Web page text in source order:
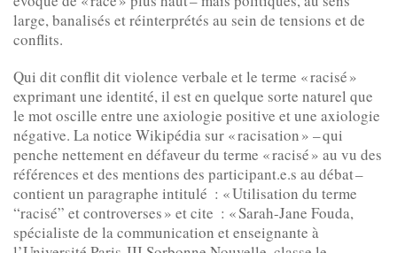
large, banalisés et réinterprétés au sein de tensions et de
conflits.
Qui dit conflit dit violence verbale et le terme « racisé »
exprimant une identité, il est en quelque sorte naturel que
le mot oscille entre une axiologie positive et une axiologie
négative. La notice Wikipédia sur « racisation » – qui
penche nettement en défaveur du terme « racisé » au vu des
références et des mentions des participant.e.s au débat –
contient un paragraphe intitulé : « Utilisation du terme
“racisé” et controverses » et cite : « Sarah-Jane Fouda,
spécialiste de la communication et enseignante à